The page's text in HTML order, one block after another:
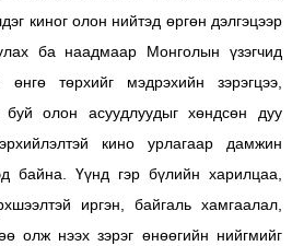
киног олон нийтэд өргөн дэлгэцээр
ба наадмаар Монголын үзэгчид
төрхийг мэдрэхийн зэрэгцээ,
буй олон асуудлуудыг хөндсөн дуу
кино урлагаар дамжин
байна. Үүнд гэр бүлийн харилцаа,
иргэн, байгаль хамгаалал,
олж нээх зэрэг өнөөгийн нийгмийг